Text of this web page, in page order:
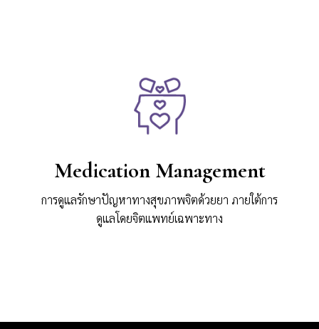
Medication Management
การดูแลรักษาปัญหาทางสุขภาพจิตด้วยยา ภายใต้การ
ดูแลโดยจิตแพทย์เฉพาะทาง